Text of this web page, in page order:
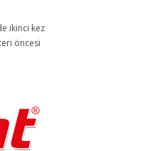
ikinci kez
öncesi